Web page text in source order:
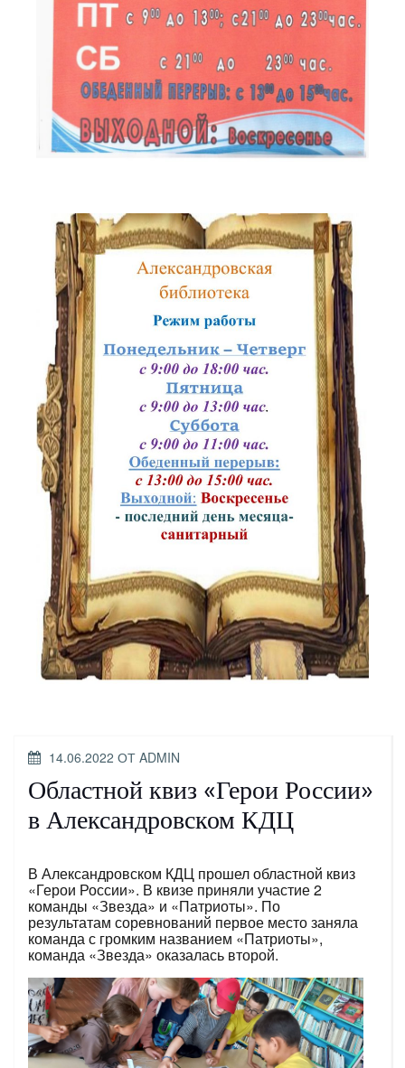
ОПУБЛИКОВАНО
14.06.2022 ОТ ADMIN
Областной квиз «Герои России»
в Александровском КДЦ
В Александровском КДЦ прошел областной квиз
«Герои России». В квизе приняли участие 2
команды «Звезда» и «Патриоты». По
результатам соревнований первое место заняла
команда с громким названием «Патриоты»,
команда «Звезда» оказалась второй.